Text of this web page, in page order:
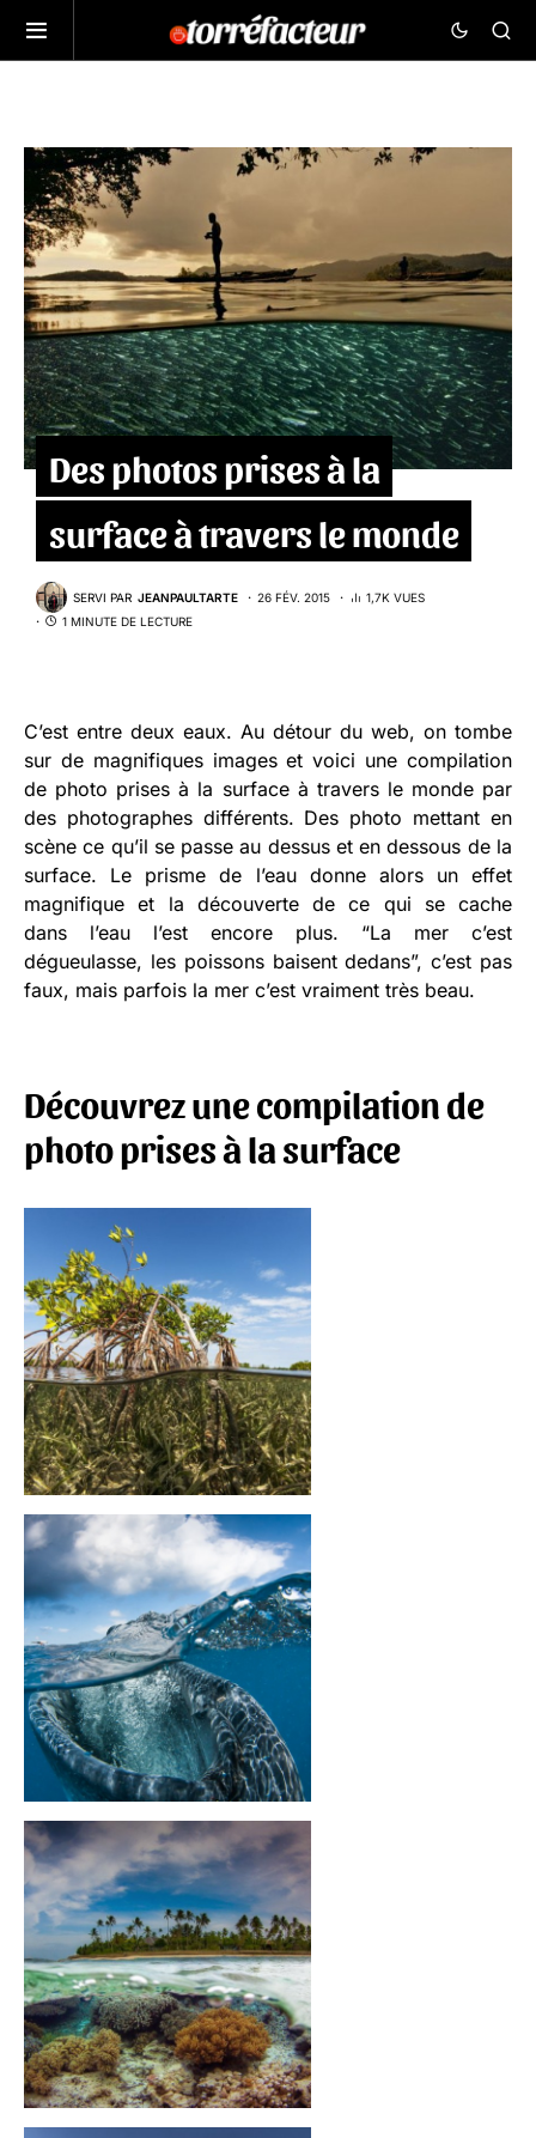
Des photos prises à la
surface à travers le monde
SERVI PAR JEANPAULTARTE 26 FÉV. 2015
1,7K VUES
1 MINUTE DE LECTURE
C’est entre deux eaux. Au détour du web, on tombe
sur de magnifiques images et voici une compilation
de photo prises à la surface à travers le monde par
des photographes différents. Des photo mettant en
scène ce qu’il se passe au dessus et en dessous de la
surface. Le prisme de l’eau donne alors un effet
magnifique et la découverte de ce qui se cache
dans l’eau l’est encore plus. “La mer c’est
dégueulasse, les poissons baisent dedans”, c’est pas
faux, mais parfois la mer c’est vraiment très beau.
Découvrez une compilation de
photo prises à la surface